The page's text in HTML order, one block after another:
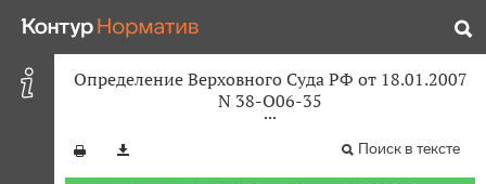
Определение Верховного Суда РФ от 18.01.2007
N 38-О06-35
Поиск в тексте